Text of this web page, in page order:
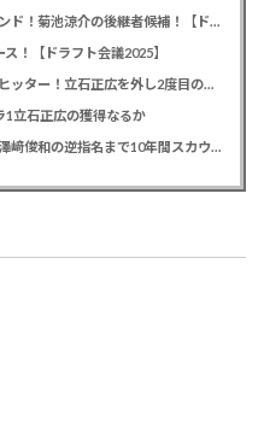
カープドラ3勝田成！近畿大163cmセカンド！菊池涼介の後継者候補！【ドラフト会議2025】
！【ドラフト会議2025】
カープドラ1平川蓮！187cmのスイッチヒッター！立石正広を外し2度目の重複も新井監督がクジを引き当てる！【ドラフト会議2025】
1立石正広の獲得なるか
緒方孝市カープドラ3指名で青学出禁！澤﨑俊和の逆指名まで10年間スカウト出禁